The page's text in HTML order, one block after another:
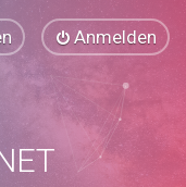
Anmelden